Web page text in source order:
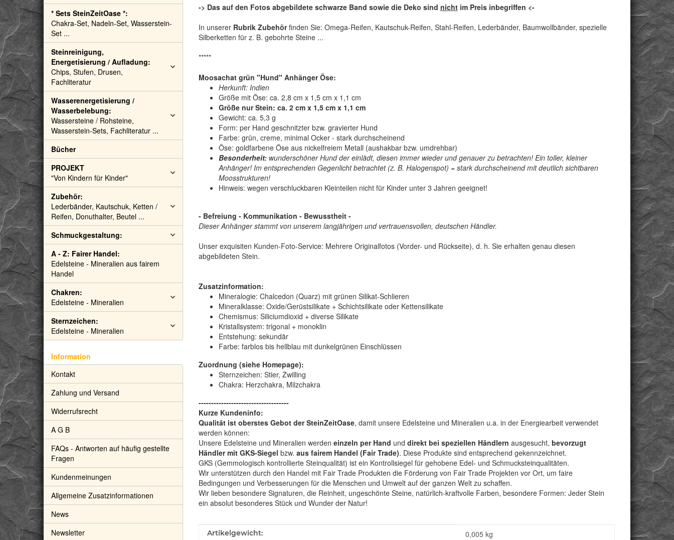
-> Das auf den Fotos abgebildete schwarze Band sowie die Deko sind nichtim Preis inbegriffen <-
In unserer Rubrik Zubehörfinden Sie: Omega-Reifen, Kautschuk-Reifen, Stahl-Reifen, Lederbänder, Baumwollbänder, spezielle
Silberketten für z. B. gebohrte Steine ...
*****
Moosachat grün "Hund" Anhänger Öse:
Herkunft: Indien
Größe mit Öse: ca. 2,8 cm x 1,5 cm x 1,1 cm
Größe nur Stein: ca. 2 cm x 1,5 cm x 1,1 cm
Gewicht: ca. 5,3 g
Form: per Hand geschnitzter bzw. gravierter Hund
Farbe: grün, creme, minimal Ocker - stark durchscheinend
Öse: goldfarbene Öse aus nickelfreiem Metall (aushakbar bzw. umdrehbar)
Besonderheit:wunderschöner Hund der einlädt, diesen immer wieder und genauer zu betrachten! Ein toller, kleiner
Anhänger! Im entsprechenden Gegenlicht betrachtet (z. B. Halogenspot) = stark durchscheinend mit deutlich sichtbaren
Moosstrukturen!
Hinweis: wegen verschluckbaren Kleinteilen nicht für Kinder unter 3 Jahren geeignet!
- Befreiung - Kommunikation - Bewusstheit -
Dieser Anhänger stammt von unserem langjährigen und vertrauensvollen, deutschen Händler.
Unser exquisiten Kunden-Foto-Service: Mehrere Originalfotos (Vorder- und Rückseite), d. h. Sie erhalten genau diesen
abgebildeten Stein.
Zusatzinformation:
Mineralogie: Chalcedon (Quarz) mit grünen Silikat-Schlieren
Mineralklasse: Oxide/Gerüstsilikate + Schichtsilikate oder Kettensilikate
Chemismus: Siliciumdioxid + diverse Silikate
Kristallsystem: trigonal + monoklin
Entstehung: sekundär
Farbe: farblos bis hellblau mit dunkelgrünen Einschlüssen
Zuordnung (siehe Homepage):
Sternzeichen: Stier, Zwilling
Chakra: Herzchakra, Milzchakra
------------------------------------
Kurze Kundeninfo:
Qualität ist oberstes Gebot der SteinZeitOase, damit unsere Edelsteine und Mineralien u.a. in der Energiearbeit verwendet
werden können:
Unsere Edelsteine und Mineralien werden einzeln per Hand und direkt bei speziellen Händlern ausgesucht, bevorzugt
Händler mit GKS-Siegel bzw. aus fairem Handel (Fair Trade). Diese Produkte sind entsprechend gekennzeichnet.
GKS (Gemmologisch kontrollierte Steinqualität) ist ein Kontrollsiegel für gehobene Edel- und Schmucksteinqualitäten.
Wir unterstützen durch den Handel mit Fair Trade Produkten die Förderung von Fair Trade Projekten vor Ort, um faire
Bedingungen und Verbesserungen für die Menschen und Umwelt auf der ganzen Welt zu schaffen.
Wir lieben besondere Signaturen, die Reinheit, ungeschönte Steine, natürlich-kraftvolle Farben, besondere Formen: Jeder Stein
ein absolut besonderes Stück und Wunder der Natur!
Produkteigenschaft
Wert
Artikelgewicht: 0,005 kg
* Sets SteinZeitOase *:
Chakra-Set, Nadeln-Set, Wasserstein-
Set ...
Steinreinigung,
Energetisierung / Aufladung:
Chips, Stufen, Drusen,
Fachliteratur
Wasserenergetisierung /
Wasserbelebung:
Wassersteine / Rohsteine,
Wasserstein-Sets, Fachliteratur ...
Bücher
PROJEKT
"Von Kindern für Kinder"
Zubehör:
Lederbänder, Kautschuk, Ketten /
Reifen, Donuthalter, Beutel ...
Schmuckgestaltung:
A - Z: Fairer Handel:
Edelsteine - Mineralien aus fairem
Handel
Chakren:
Edelsteine - Mineralien
Sternzeichen:
Edelsteine - Mineralien
Information
Kontakt
Zahlung und Versand
Widerrufsrecht
A G B
FAQs - Antworten auf häufig gestellte
Fragen
Kundenmeinungen
Allgemeine Zusatzinformationen
News
Newsletter